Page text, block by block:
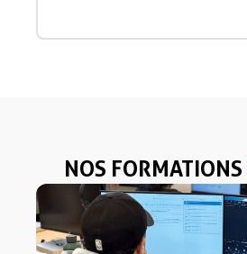
NOS FORMATIONS